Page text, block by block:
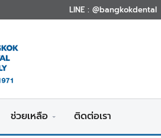
LINE : @bangkokdental
ช่วยเหลือ ติดต่อเรา